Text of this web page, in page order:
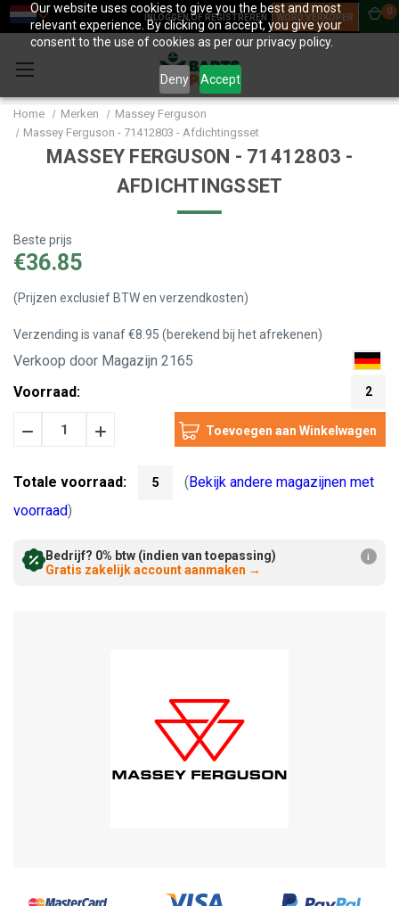
Our website uses cookies to give you the best and most
relevant experience. By clicking on accept, you give your
consent to the use of cookies as per our privacy policy.
Deny Accept
INLOGGEN OF REGISTREREN WORD VERKOPER
0
Home Merken
Massey Ferguson
Massey Ferguson - 71412803 - Afdichtingsset
MASSEY FERGUSON - 71412803 -
AFDICHTINGSSET
Beste prijs
€36.85
(Prijzen exclusief BTW en verzendkosten)
Verzending is vanaf €8.95 (berekend bij het afrekenen)
Verkoop door Magazijn 2165
Voorraad:
2
HoeveelheidHoeveelheid
Totale voorraad: 5 ( Bekijk andere magazijnen met
voorraad)
Bedrijf? 0% btw (indien van toepassing)
Gratis zakelijk account aanmaken →
i